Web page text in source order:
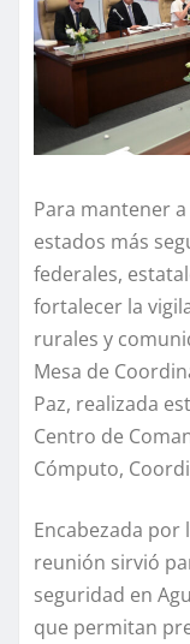
Para mantener
estados más
federales,
fortalecer la
rurales y
Mesa de
Paz, realizada
Centro de
Cómputo,
Encabezada por
reunión sirvió
seguridad en
que permitan